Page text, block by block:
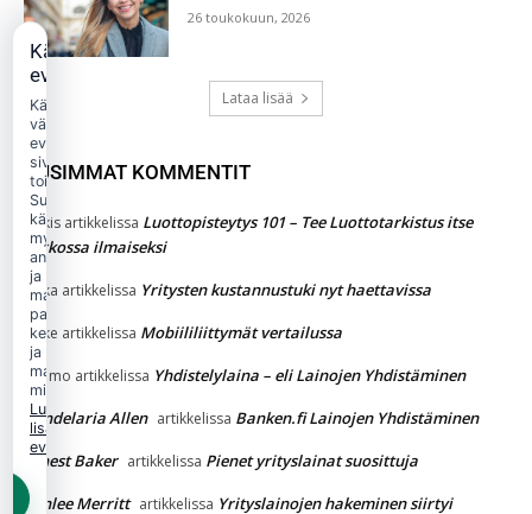
26 toukokuun, 2026
Lataa lisää
UUSIMMAT KOMMENTIT
Jukkis artikkelissa Luottopisteytys 101 – Tee Luottotarkistus itse
verkossa ilmaiseksi
jaska artikkelissa Yritysten kustannustuki nyt haettavissa
Jakke artikkelissa Mobiililiittymät vertailussa
Kimmo artikkelissa Yhdistelylaina – eli Lainojen Yhdistäminen
Candelaria Allen artikkelissa Banken.fi Lainojen Yhdistäminen
Ernest Baker artikkelissa Pienet yrityslainat suosittuja
Ashlee Merritt artikkelissa Yrityslainojen hakeminen siirtyi
Käytämme
evästeitä
Käytämme
välttämättömiä
evästeitä
sivuston
toimintaan.
Suostumuksellasi
käytämme
myös
analytiikka-
ja
markkinointievästeitä
palvelun
kehittämiseen
ja
mainonnan
mittaamiseen.
Lue
lisää
evästekäytännöstä.